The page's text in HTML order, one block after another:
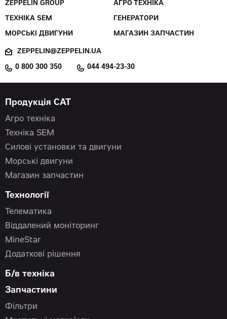
ZEPPELIN GROUP АГРО ТЕХНІКА
ТЕХНІКА SEM ГЕНЕРАТОРИ
МОРСЬКІ ДВИГУНИ МАГАЗИН ЗАПЧАСТИН
ZEPPELIN@ZEPPELIN.UA
0 800 300 350 044 494-23-30
Продукція CAT
Агро техніка
Техніка SEM
Силові установки та двигуни
Морські двигуни
Магазин запчастин
Технології
Телематика
Віддалений моніторинг
MineStar
Додаткові рішення
Б/в техніка
Запчастини
Фільтри